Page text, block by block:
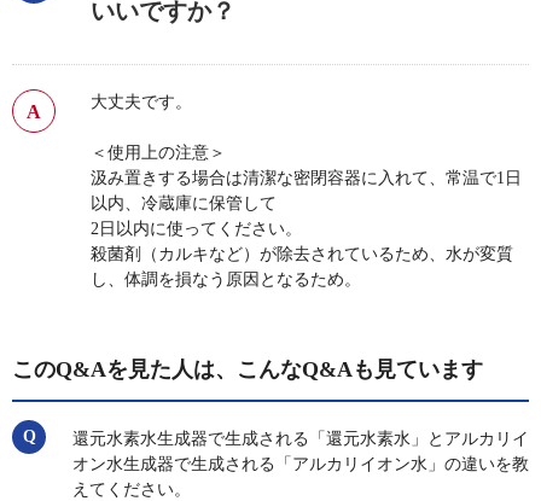
いいですか？
大丈夫です。
＜使用上の注意＞
汲み置きする場合は清潔な密閉容器に入れて、常温で1日
以内、冷蔵庫に保管して
2日以内に使ってください。
殺菌剤（カルキなど）が除去されているため、水が変質
し、体調を損なう原因となるため。
このQ&Aを見た人は、こんなQ&Aも見ています
還元水素水生成器で生成される「還元水素水」とアルカリイ
オン水生成器で生成される「アルカリイオン水」の違いを教
えてください。